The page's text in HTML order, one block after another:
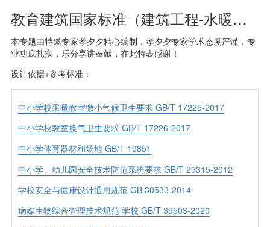
教育建筑国家标准（建筑工程-水暖专业）
本专题由特邀专家孝夕夕精心编制，孝夕夕专家学术态度严谨，专
业功底扎实，乐分享讲奉献，在此特表感谢！
设计依据+参考标准：
中小学校采暖教室微小气候卫生要求 GB/T 17225-2017
中小学校教室换气卫生要求 GB/T 17226-2017
中小学体育器材和场地 GВ/Т 19851
中小学、幼儿园安全技术防范系统要求 GB/T 29315-2012
学校安全与健康设计通用规范 GB 30533-2014
病媒生物综合管理技术规范 学校 GB/T 39503-2020